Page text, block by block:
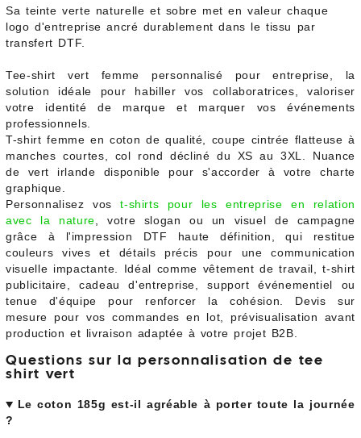
Sa teinte verte naturelle et sobre met en valeur chaque
logo d'entreprise ancré durablement dans le tissu par
transfert DTF.
Tee-shirt vert femme personnalisé pour entreprise, la
solution idéale pour habiller vos collaboratrices, valoriser
votre identité de marque et marquer vos événements
professionnels.
T-shirt femme en coton de qualité, coupe cintrée flatteuse à
manches courtes, col rond décliné du XS au 3XL. Nuance
de vert irlande disponible pour s'accorder à votre charte
graphique.
Personnalisez vost-shirts pour les entreprise en relation
avec la nature, votre slogan ou un visuel de campagne
grâce à l'impression DTF haute définition, qui restitue
couleurs vives et détails précis pour une communication
visuelle impactante. Idéal comme vêtement de travail, t-shirt
publicitaire, cadeau d'entreprise, support événementiel ou
tenue d'équipe pour renforcer la cohésion. Devis sur
mesure pour vos commandes en lot, prévisualisation avant
production et livraison adaptée à votre projet B2B.
Questions sur la personnalisation de tee
shirt vert
Le coton 185g est-il agréable à porter toute la journée
?